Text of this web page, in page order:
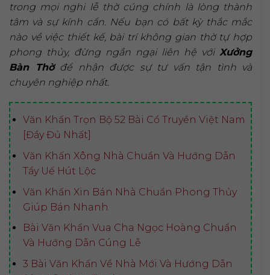
trong mọi nghi lễ thờ cúng chính là lòng thành
tâm và sự kính cẩn. Nếu bạn có bất kỳ thắc mắc
nào về việc thiết kế, bài trí không gian thờ tự hợp
phong thủy, đừng ngần ngại liên hệ với Xưởng
Bàn Thờđể nhận được sự tư vấn tận tình và
chuyên nghiệp nhất.
Văn Khấn Trọn Bộ 52 Bài Cổ Truyền Việt Nam
[Đầy Đủ Nhất]
Văn Khấn Xông Nhà Chuẩn Và Hướng Dẫn
Tẩy Uế Hút Lộc
Văn Khấn Xin Bán Nhà Chuẩn Phong Thủy
Giúp Bán Nhanh
Bài Văn Khấn Vua Cha Ngọc Hoàng Chuẩn
Và Hướng Dẫn Cúng Lễ
3 Bài Văn Khấn Về Nhà Mới Và Hướng Dẫn